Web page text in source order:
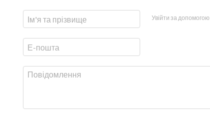
Увійти за допомогою